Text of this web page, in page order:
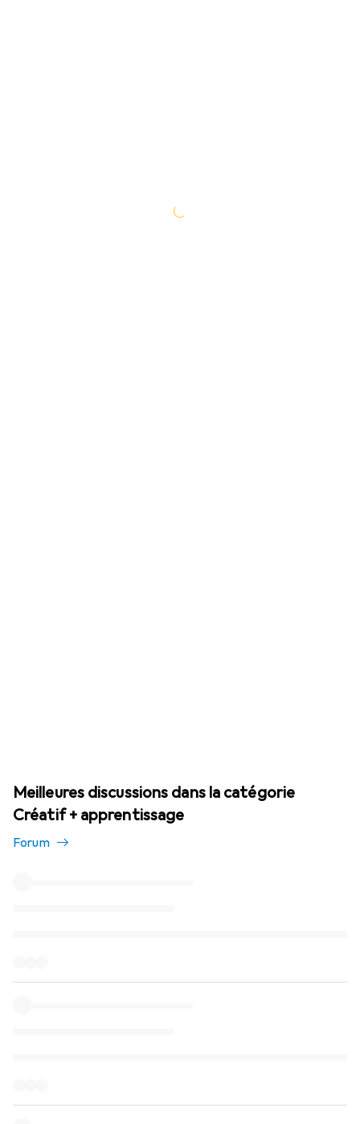
Meilleures discussions dans la catégorie
Créatif + apprentissage
Forum